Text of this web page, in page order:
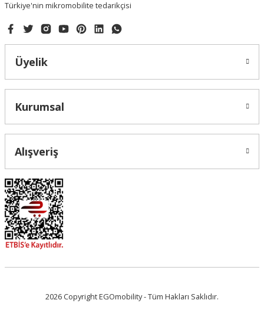
Türkiye'nin mikromobilite tedarikçisi
Üyelik
Kurumsal
Alışveriş
2026 Copyright EGOmobility - Tüm Hakları Saklıdır.